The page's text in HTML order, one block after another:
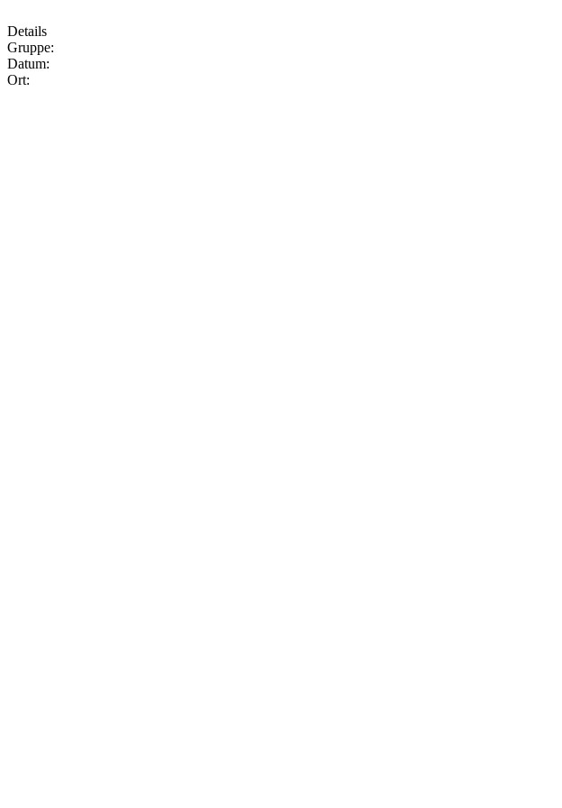
Details
Gruppe:
Datum:
Ort: